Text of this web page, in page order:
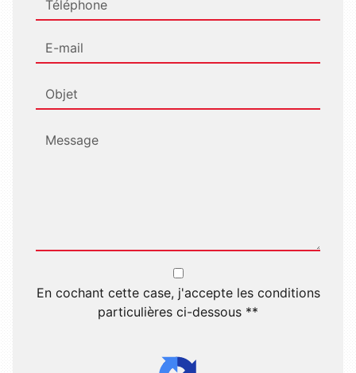
En cochant cette case, j'accepte les conditions
particulières ci-dessous **